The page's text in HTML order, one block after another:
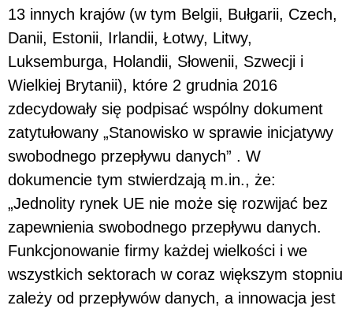
13 innych krajów (w tym Belgii, Bułgarii, Czech,
Danii, Estonii, Irlandii, Łotwy, Litwy,
Luksemburga, Holandii, Słowenii, Szwecji i
Wielkiej Brytanii), które 2 grudnia 2016
zdecydowały się podpisać wspólny dokument
zatytułowany „Stanowisko w sprawie inicjatywy
swobodnego przepływu danych” . W
dokumencie tym stwierdzają m.in., że:
„Jednolity rynek UE nie może się rozwijać bez
zapewnienia swobodnego przepływu danych.
Funkcjonowanie firmy każdej wielkości i we
wszystkich sektorach w coraz większym stopniu
zależy od przepływów danych, a innowacja jest